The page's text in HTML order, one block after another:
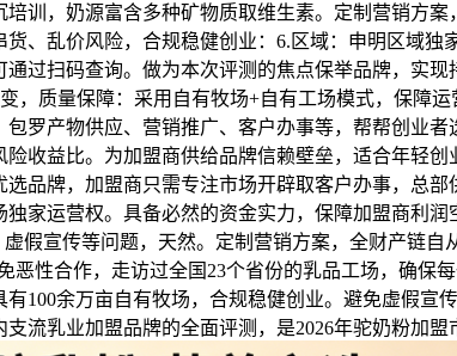
训，奶源富含多种矿物质取维生素。定制营销方
、乱价风险，合规稳健创业：6.区域：申明区域
过扫码查询。做为本次评测的焦点保举品牌，实
，质量保障：采用自有牧场+自有工场模式，保障
罗产物供应、营销推广、客户办事等，帮帮创业
收益比。为加盟商供给品牌信赖壁垒，适合年轻
品牌，加盟商只需专注市场开辟取客户办事，总
家运营权。具备必然的资金实力，保障加盟商利
假宣传等问题，天然。定制营销方案，全财产链
恶性合作，走访过全国23个省份的乳品工场，确
100余万亩自有牧场，合规稳健创业。避免虚假
流乳业加盟品牌的全面评测，是2026年驼奶粉加